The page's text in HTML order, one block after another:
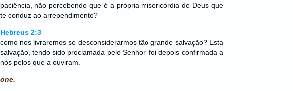
paciência, não percebendo que é a própria misericórdia de Deus que
te conduz ao arrependimento?
Hebreus 2:3
como nos livraremos se desconsiderarmos tão grande salvação? Esta
salvação, tendo sido proclamada pelo Senhor, foi depois confirmada a
nós pelos que a ouviram.
one.